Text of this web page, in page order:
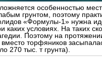
особенностью
грунтом, поэтому
«Формулы-1» нужна
каких условиях. На таких
Поэтому на
торфяников
270 тыс. т грунта).